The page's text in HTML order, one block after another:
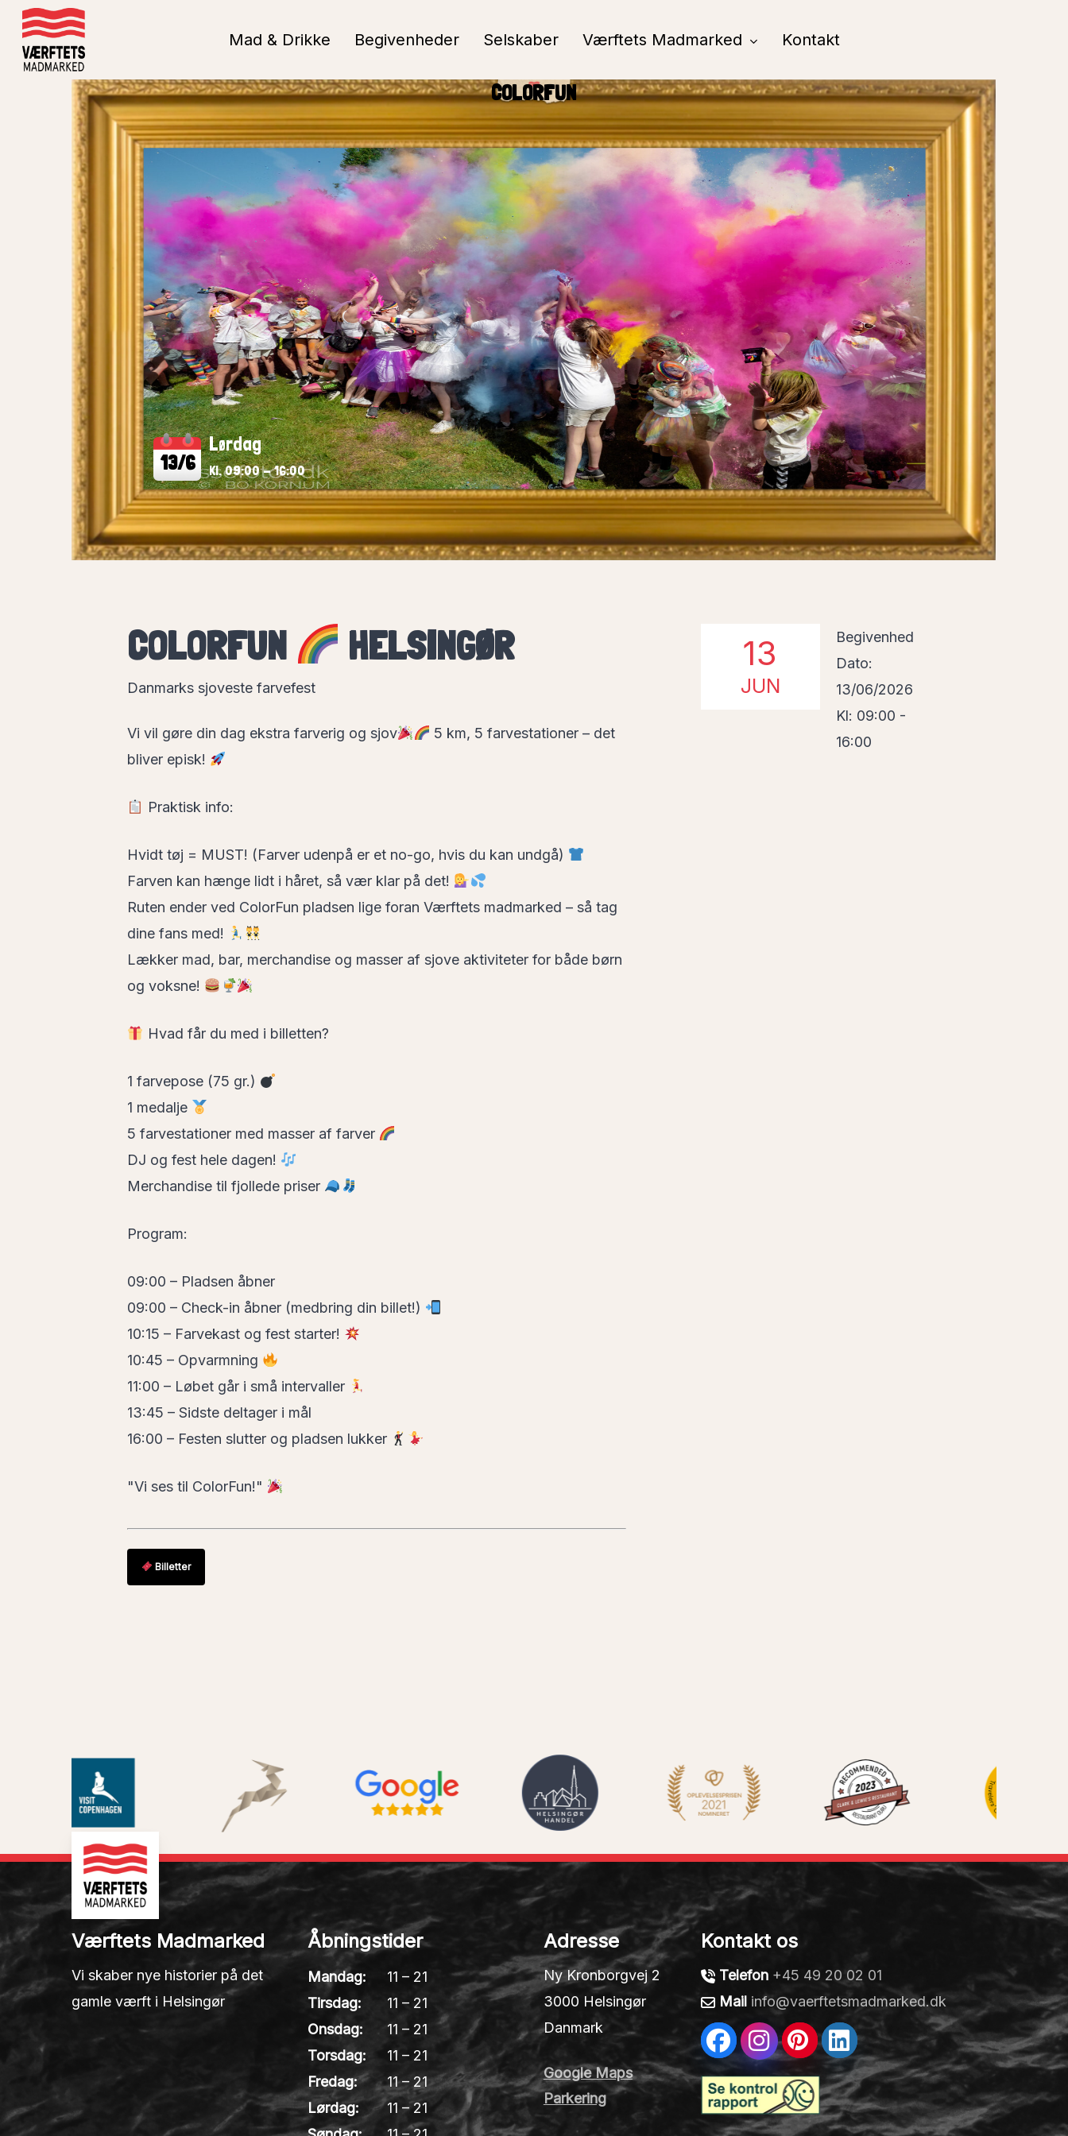
Skip
main
Mad & Drikke Begivenheder Selskaber Værftets Madmarked Kontakt
COLORFUN
13/6
Lørdag
Kl. 09:00 - 16:00
COLORFUN HELSINGØR
Danmarks sjoveste farvefest
Vi vil gøre din dag ekstra farverig og sjov
5 km, 5 farvestationer – det
bliver episk!
Praktisk info:
Hvidt tøj = MUST! (Farver udenpå er et no-go, hvis du kan undgå)
Farven kan hænge lidt i håret, så vær klar på det!
Ruten ender ved ColorFun pladsen lige foran Værftets madmarked – så tag
dine fans med!
Lækker mad, bar, merchandise og masser af sjove aktiviteter for både børn
og voksne!
Hvad får du med i billetten?
1 farvepose (75 gr.)
1 medalje
5 farvestationer med masser af farver
DJ og fest hele dagen!
Merchandise til fjollede priser
Program:
09:00 – Pladsen åbner
09:00 – Check-in åbner (medbring din billet!)
10:15 – Farvekast og fest starter!
10:45 – Opvarmning
11:00 – Løbet går i små intervaller
13:45 – Sidste deltager i mål
16:00 – Festen slutter og pladsen lukker
"Vi ses til ColorFun!"
Billetter
13
JUN
Begivenhed
Dato:
13/06/2026
Kl: 09:00 -
16:00
Værftets Madmarked
Vi skaber nye historier på det
gamle værft i Helsingør
Åbningstider
Mandag:
11 – 21
Tirsdag:
11 – 21
Onsdag:
11 – 21
Torsdag:
11 – 21
Fredag:
11 – 21
Lørdag:
11 – 21
Adresse
Ny Kronborgvej 2
3000 Helsingør
Danmark
Google Maps
Parkering
Kontakt os
Telefon +45 49 20 02 01
Mail info@vaerftetsmadmarked.dk